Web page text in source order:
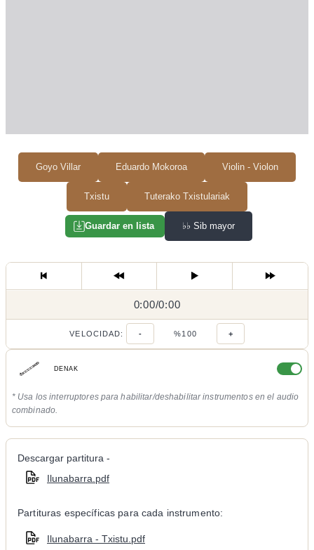
Goyo Villar Eduardo Mokoroa Violin - Violon
Txistu Tuterako Txistulariak
Guardar en lista ♭♭ Sib mayor
0:00/
0:00/0:00
VELOCIDAD: - %100 +
DENAK
* Usa los interruptores para habilitar/deshabilitar instrumentos en el audio
combinado.
Descargar partitura -
Ilunabarra.pdf
Partituras específicas para cada instrumento:
Ilunabarra - Txistu.pdf